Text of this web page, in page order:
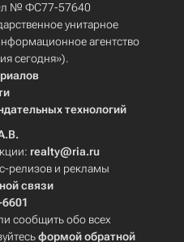
Эл № ФС77-57640
унитарное
агентство
сегодня»).
технологий
realty@ria.ru
релизов и рекламы
связи
сообщить обо всех
формой обратной